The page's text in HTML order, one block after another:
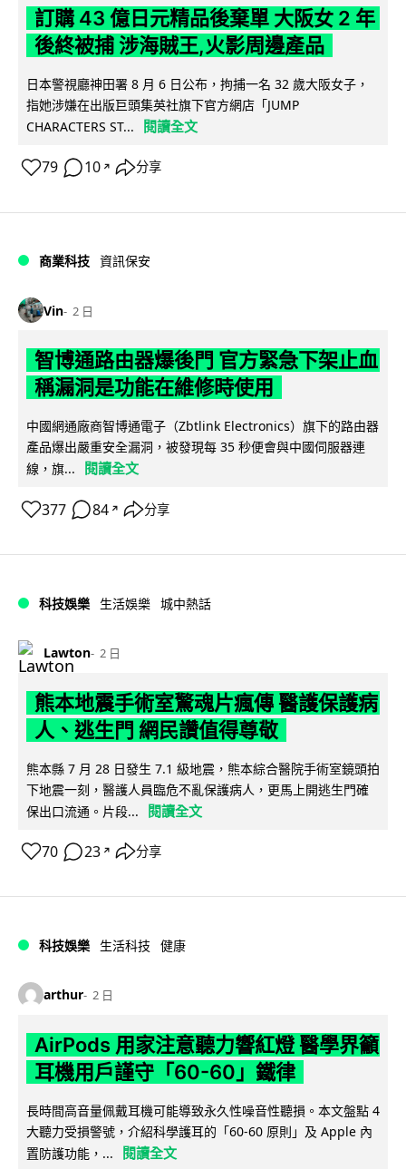
訂購 43 億日元精品後棄單 大阪女 2 年
後終被捕 涉海賊王,火影周邊產品
日本警視廳神田署 8 月 6 日公布，拘捕一名 32 歲大阪女子，
指她涉嫌在出版巨頭集英社旗下官方網店「JUMP
CHARACTERS ST...
閱讀全文
79 10 ↗ 分享
商業科技 資訊保安
Vin 2 日
智博通路由器爆後門 官方緊急下架止血
稱漏洞是功能在維修時使用
中國網通廠商智博通電子（Zbtlink Electronics）旗下的路由器
產品爆出嚴重安全漏洞，被發現每 35 秒便會與中國伺服器連
線，旗...
閱讀全文
377 84 ↗ 分享
科技娛樂 生活娛樂 城中熱話
Lawton 2 日
熊本地震手術室驚魂片瘋傳 醫護保護病
人、逃生門 網民讚值得尊敬
熊本縣 7 月 28 日發生 7.1 級地震，熊本綜合醫院手術室鏡頭拍
下地震一刻，醫護人員臨危不亂保護病人，更馬上開逃生門確
保出口流通。片段...
閱讀全文
70 23 ↗ 分享
科技娛樂 生活科技 健康
arthur 2 日
AirPods 用家注意聽力響紅燈 醫學界籲
耳機用戶謹守「60-60」鐵律
長時間高音量佩戴耳機可能導致永久性噪音性聽損。本文盤點 4
大聽力受損警號，介紹科學護耳的「60-60 原則」及 Apple 內
置防護功能，...
閱讀全文